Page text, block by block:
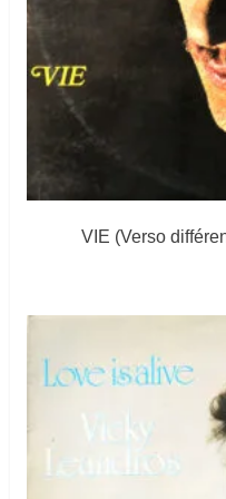
VIE (Verso